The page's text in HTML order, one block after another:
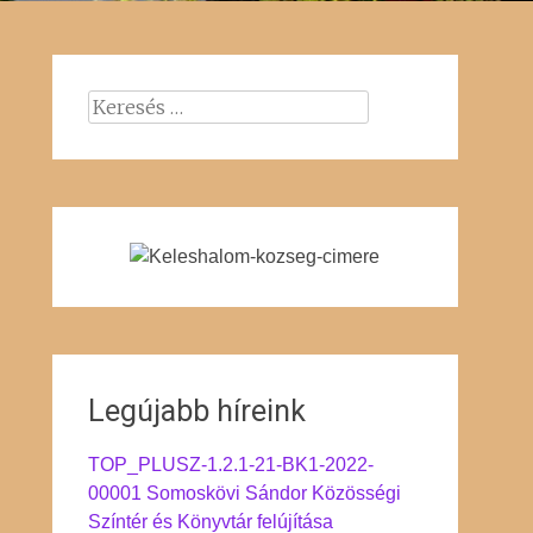
Keresés:
Legújabb híreink
TOP_PLUSZ-1.2.1-21-BK1-2022-
00001 Somoskövi Sándor Közösségi
Színtér és Könyvtár felújítása